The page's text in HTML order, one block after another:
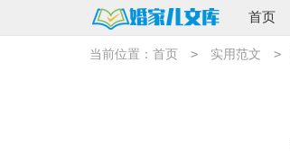
首页
当前位置： 首页 > 实用范文 >